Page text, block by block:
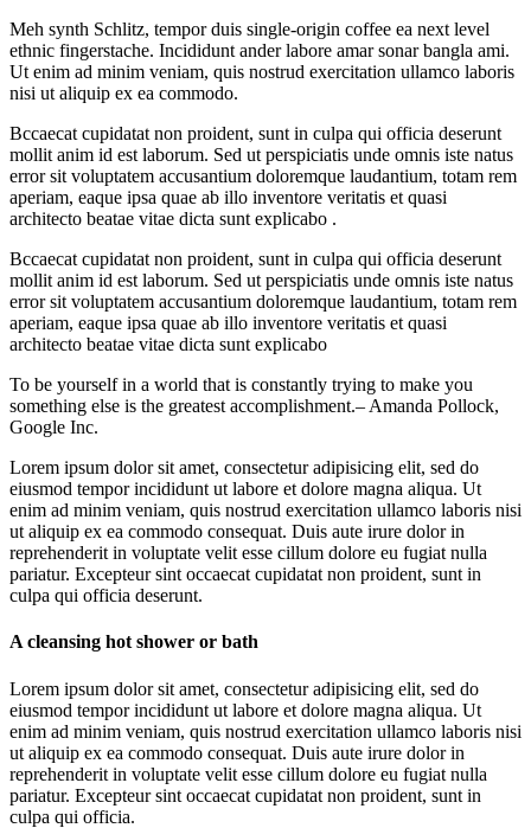
Meh synth Schlitz, tempor duis single-origin coffee ea next level
ethnic fingerstache. Incididunt ander labore amar sonar bangla ami.
Ut enim ad minim veniam, quis nostrud exercitation ullamco laboris
nisi ut aliquip ex ea commodo.
Bccaecat cupidatat non proident, sunt in culpa qui officia deserunt
mollit anim id est laborum. Sed ut perspiciatis unde omnis iste natus
error sit voluptatem accusantium doloremque laudantium, totam rem
aperiam, eaque ipsa quae ab illo inventore veritatis et quasi
architecto beatae vitae dicta sunt explicabo .
Bccaecat cupidatat non proident, sunt in culpa qui officia deserunt
mollit anim id est laborum. Sed ut perspiciatis unde omnis iste natus
error sit voluptatem accusantium doloremque laudantium, totam rem
aperiam, eaque ipsa quae ab illo inventore veritatis et quasi
architecto beatae vitae dicta sunt explicabo
To be yourself in a world that is constantly trying to make you
something else is the greatest accomplishment.– Amanda Pollock,
Google Inc.
Lorem ipsum dolor sit amet, consectetur adipisicing elit, sed do
eiusmod tempor incididunt ut labore et dolore magna aliqua. Ut
enim ad minim veniam, quis nostrud exercitation ullamco laboris nisi
ut aliquip ex ea commodo consequat. Duis aute irure dolor in
reprehenderit in voluptate velit esse cillum dolore eu fugiat nulla
pariatur. Excepteur sint occaecat cupidatat non proident, sunt in
culpa qui officia deserunt.
A cleansing hot shower or bath
Lorem ipsum dolor sit amet, consectetur adipisicing elit, sed do
eiusmod tempor incididunt ut labore et dolore magna aliqua. Ut
enim ad minim veniam, quis nostrud exercitation ullamco laboris nisi
ut aliquip ex ea commodo consequat. Duis aute irure dolor in
reprehenderit in voluptate velit esse cillum dolore eu fugiat nulla
pariatur. Excepteur sint occaecat cupidatat non proident, sunt in
culpa qui officia.